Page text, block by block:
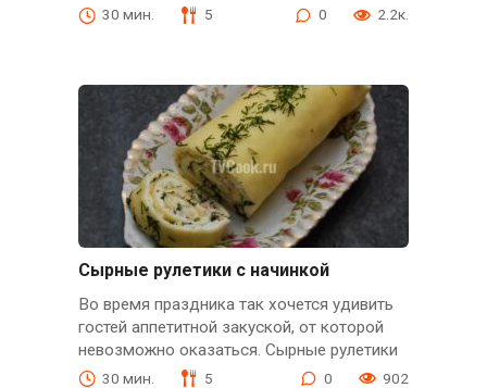
30 мин. 5 0 2.2к.
Сырные рулетики с начинкой
Во время праздника так хочется удивить
гостей аппетитной закуской, от которой
невозможно оказаться. Сырные рулетики
30 мин. 5 0 902